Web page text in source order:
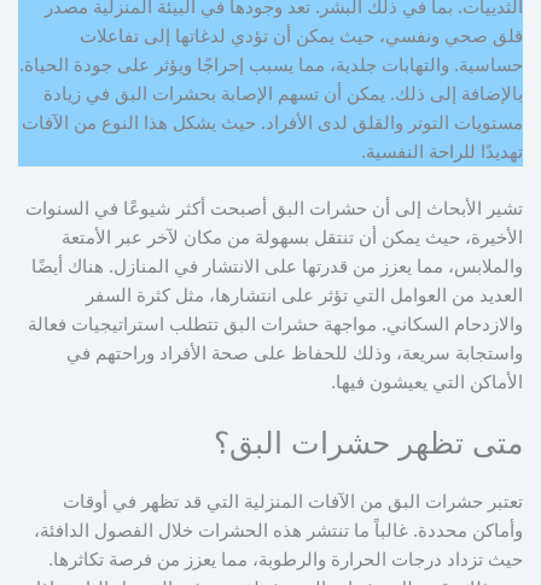
الثدييات. بما في ذلك البشر. تعد وجودها في البيئة المنزلية مصدر
قلق صحي ونفسي، حيث يمكن أن تؤدي لدغاتها إلى تفاعلات
حساسية. والتهابات جلدية، مما يسبب إحراجًا ويؤثر على جودة الحياة.
بالإضافة إلى ذلك. يمكن أن تسهم الإصابة بحشرات البق في زيادة
مستويات التوتر والقلق لدى الأفراد. حيث يشكل هذا النوع من الآفات
تهديدًا للراحة النفسية.
تشير الأبحاث إلى أن حشرات البق أصبحت أكثر شيوعًا في السنوات
الأخيرة، حيث يمكن أن تنتقل بسهولة من مكان لآخر عبر الأمتعة
والملابس، مما يعزز من قدرتها على الانتشار في المنازل. هناك أيضًا
العديد من العوامل التي تؤثر على انتشارها، مثل كثرة السفر
والازدحام السكاني. مواجهة حشرات البق تتطلب استراتيجيات فعالة
واستجابة سريعة، وذلك للحفاظ على صحة الأفراد وراحتهم في
الأماكن التي يعيشون فيها.
متى تظهر حشرات البق؟
تعتبر حشرات البق من الآفات المنزلية التي قد تظهر في أوقات
وأماكن محددة. غالباً ما تنتشر هذه الحشرات خلال الفصول الدافئة،
حيث تزداد درجات الحرارة والرطوبة، مما يعزز من فرصة تكاثرها.